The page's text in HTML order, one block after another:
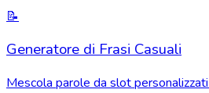
📝
Generatore di Frasi Casuali
Mescola parole da slot